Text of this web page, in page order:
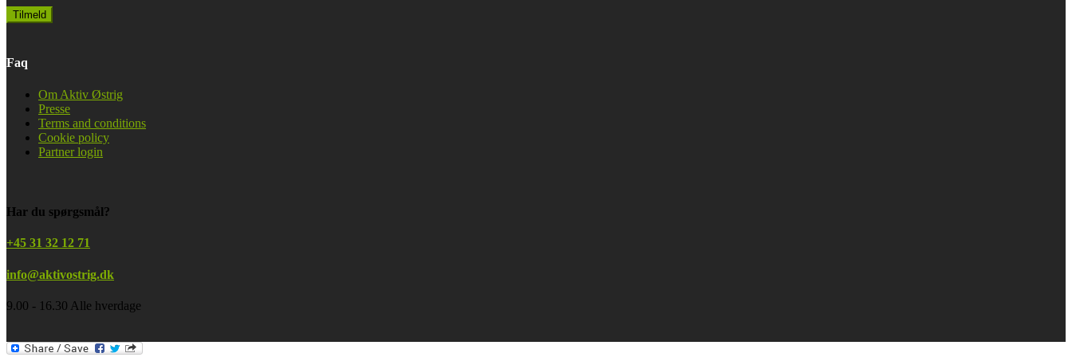
Faq
Om Aktiv Østrig
Presse
Terms and conditions
Cookie policy
Partner login
Har du spørgsmål?
+45 31 32 12 71
info@aktivostrig.dk
9.00 - 16.30 Alle hverdage